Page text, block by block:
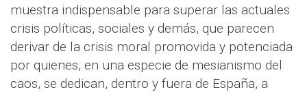
muestra indispensable para superar las actuales
crisis políticas, sociales y demás, que parecen
derivar de la crisis moral promovida y potenciada
por quienes, en una especie de mesianismo del
caos, se dedican, dentro y fuera de España, a